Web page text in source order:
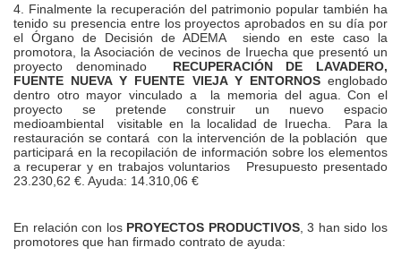
4. Finalmente la recuperación del patrimonio popular también ha
tenido su presencia entre los proyectos aprobados en su día por
el Órgano de Decisión de ADEMA siendo en este caso la
promotora, la Asociación de vecinos de Iruecha que presentó un
proyecto denominado RECUPERACIÓN DE LAVADERO,
FUENTE NUEVA Y FUENTE VIEJA Y ENTORNOSenglobado
dentro otro mayor vinculado a la memoria del agua. Con el
proyecto se pretende construir un nuevo espacio
medioambiental visitable en la localidad de Iruecha. Para la
restauración se contará con la intervención de la población que
participará en la recopilación de información sobre los elementos
a recuperar y en trabajos voluntarios Presupuesto presentado
23.230,62 €. Ayuda: 14.310,06 €
En relación con los PROYECTOS PRODUCTIVOS, 3 han sido los
promotores que han firmado contrato de ayuda: